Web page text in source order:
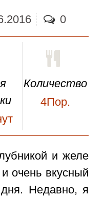
0
Количество
4Пор.
и желе
очень вкусный
Недавно, я